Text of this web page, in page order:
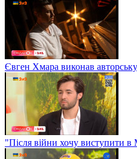
Євген Хмара виконав
"Після війни хочу виступити